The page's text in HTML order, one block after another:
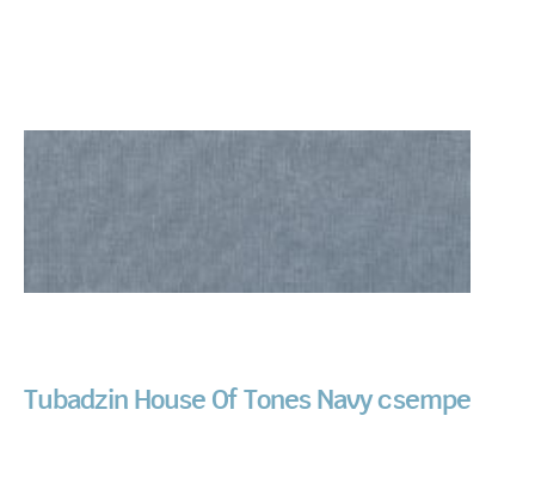
Tubadzin House Of Tones Navy csempe